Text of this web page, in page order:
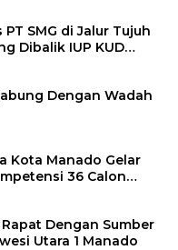
SMG di Jalur Tujuh
Dibalik IUP KUD
Dengan Wadah
Kota Manado Gelar
36 Calon
Dengan Sumber
Utara 1 Manado